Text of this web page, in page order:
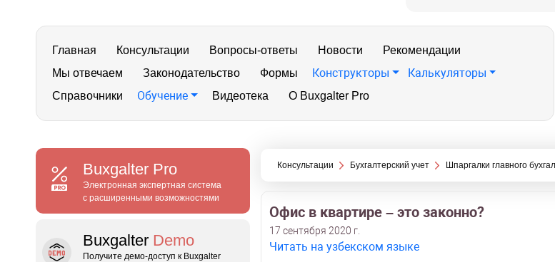
Главная Консультации Вопросы-ответы Новости
Рекомендации
Мы отвечаем
Законодательство Формы Конструкторы Калькуляторы
Справочники Обучение Видеотека О Buxgalter Pro
Buxgalter Pro
Электронная экспертная система
с расширенными возможностями
Buxgalter Demo
Получите демо‑доступ к Buxgalter
Консультации Бухгалтерский учет Шпаргалки главного
Офис в квартире – это законно?
17 сентября 2020 г.
Читать на узбекском языке